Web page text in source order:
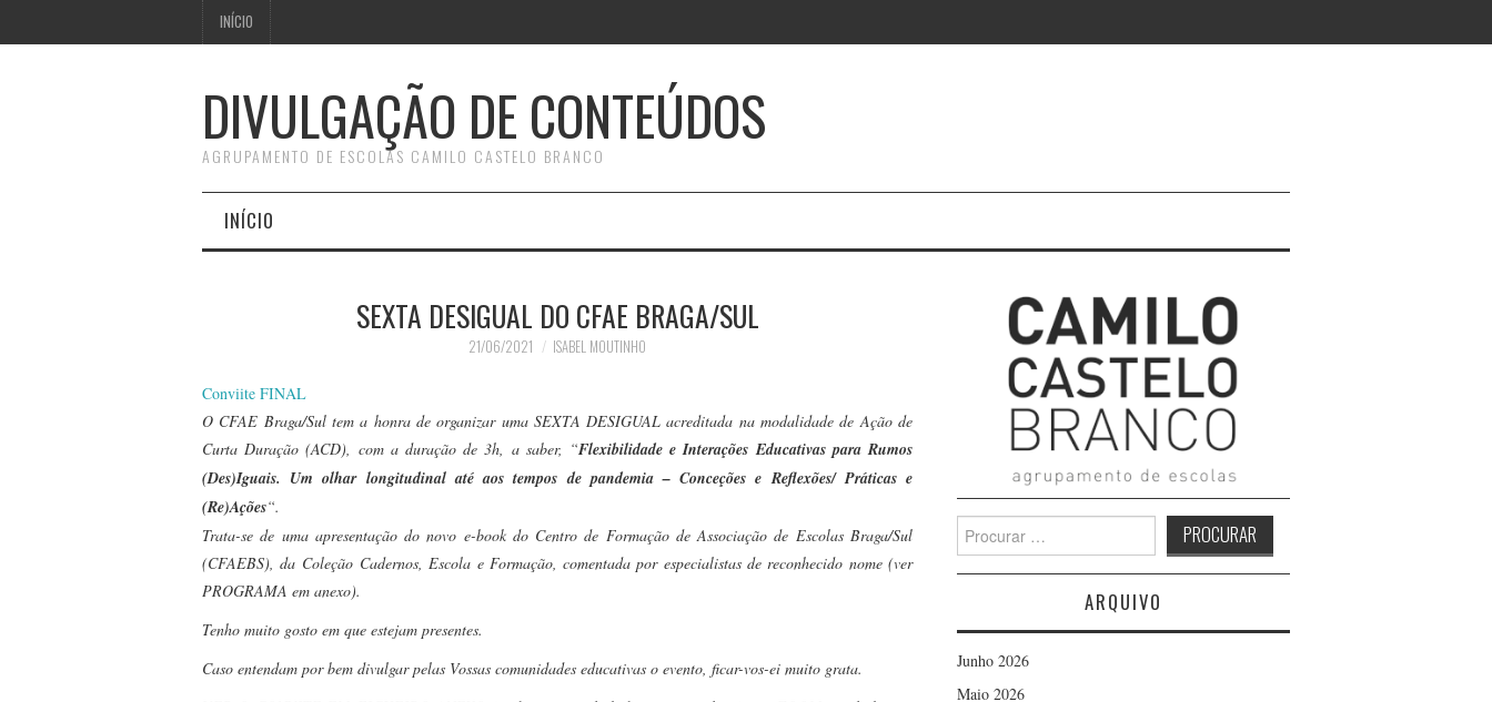
INÍCIO
DIVULGAÇÃO DE CONTEÚDOS
AGRUPAMENTO DE ESCOLAS CAMILO CASTELO BRANCO
INÍCIO
SEXTA DESIGUAL DO CFAE BRAGA/SUL
21/06/2021 ISABEL MOUTINHO
Conviite FINAL
O CFAE Braga/Sul tem a honra de organizar uma SEXTA DESIGUAL acreditada na modalidade de Ação de
Curta Duração (ACD), com a duração de 3h, a saber, “Flexibilidade e Interações Educativas para Rumos
(Des)Iguais. Um olhar longitudinal até aos tempos de pandemia – Conceções e Reflexões/ Práticas e
(Re)Ações“.
Trata-se de uma apresentação do novo e-book do Centro de Formação de Associação de Escolas Braga/Sul
(CFAEBS), da Coleção Cadernos, Escola e Formação, comentada por especialistas de reconhecido nome (ver
PROGRAMA em anexo).
Tenho muito gosto em que estejam presentes.
Caso entendam por bem divulgar pelas Vossas comunidades educativas o evento, ficar-vos-ei muito grata.
for:
ARQUIVO
Junho 2026
Maio 2026